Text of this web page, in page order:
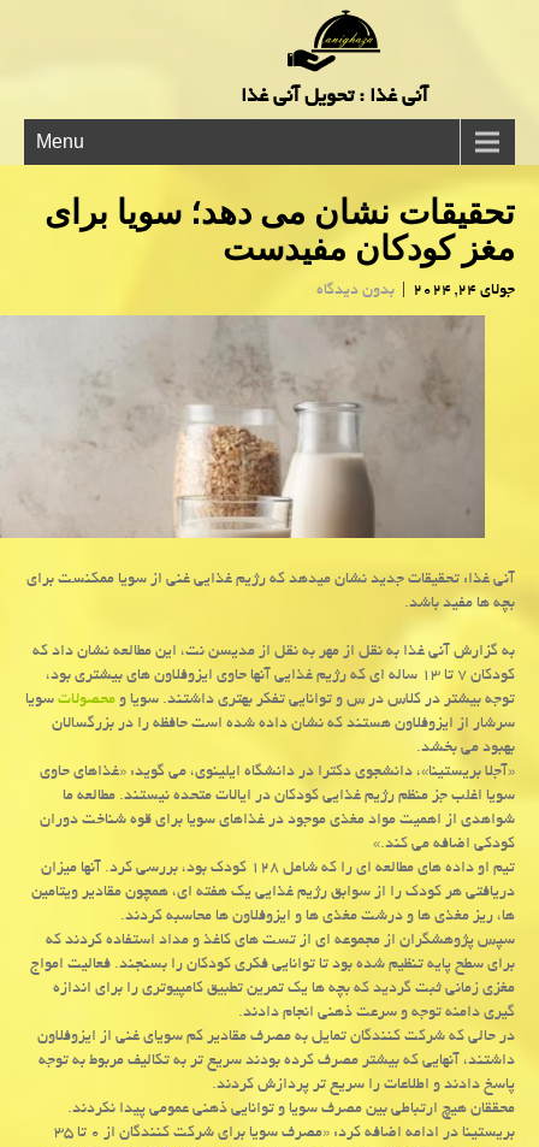
آنی غذا : تحویل آنی غذا
Menu
تحقیقات نشان می دهد؛ سویا برای
مغز کودکان مفیدست
جولای 24, 2024 | بدون دیدگاه
آنی غذا: تحقیقات جدید نشان میدهد که رژیم غذایی غنی از سویا ممکنست برای
بچه ها مفید باشد.
به گزارش آنی غذا به نقل از مهر به نقل از مدیسن نت، این مطالعه نشان داد که
کودکان ۷ تا ۱۳ ساله ای که رژیم غذایی آنها حاوی ایزوفلاون های بیشتری بود،
توجه بیشتر در کلاس در س و توانایی تفکر بهتری داشتند. سویا ومحصولاتسویا
سرشار از ایزوفلاون هستند که نشان داده شده است حافظه را در بزرگسالان
بهبود می بخشد.
«آجلا بریستینا»، دانشجوی دکترا در دانشگاه ایلینوی، می گوید: «غذاهای حاوی
سویا اغلب جز منظم رژیم غذایی کودکان در ایالات متحده نیستند. مطالعه ما
شواهدی از اهمیت مواد مغذی موجود در غذاهای سویا برای قوه شناخت دوران
کودکی اضافه می کند.»
تیم او داده های مطالعه ای را که شامل ۱۲۸ کودک بود، بررسی کرد. آنها میزان
دریافتی هر کودک را از سوابق رژیم غذایی یک هفته ای، همچون مقادیر ویتامین
ها، ریز مغذی ها و درشت مغذی ها و ایزوفلاون ها محاسبه کردند.
سپس پژوهشگران از مجموعه ای از تست های کاغذ و مداد استفاده کردند که
برای سطح پایه تنظیم شده بود تا توانایی فکری کودکان را بسنجند. فعالیت امواج
مغزی زمانی ثبت گردید که بچه ها یک تمرین تطبیق کامپیوتری را برای اندازه
گیری دامنه توجه و سرعت ذهنی انجام دادند.
در حالی که شرکت کنندگان تمایل به مصرف مقادیر کم سویای غنی از ایزوفلاون
داشتند، آنهایی که بیشتر مصرف کرده بودند سریع تر به تکالیف مربوط به توجه
پاسخ دادند و اطلاعات را سریع تر پردازش کردند.
محققان هیچ ارتباطی بین مصرف سویا و توانایی ذهنی عمومی پیدا نکردند.
بریستینا در ادامه اضافه کرد: «مصرف سویا برای شرکت کنندگان از ۰ تا ۳۵